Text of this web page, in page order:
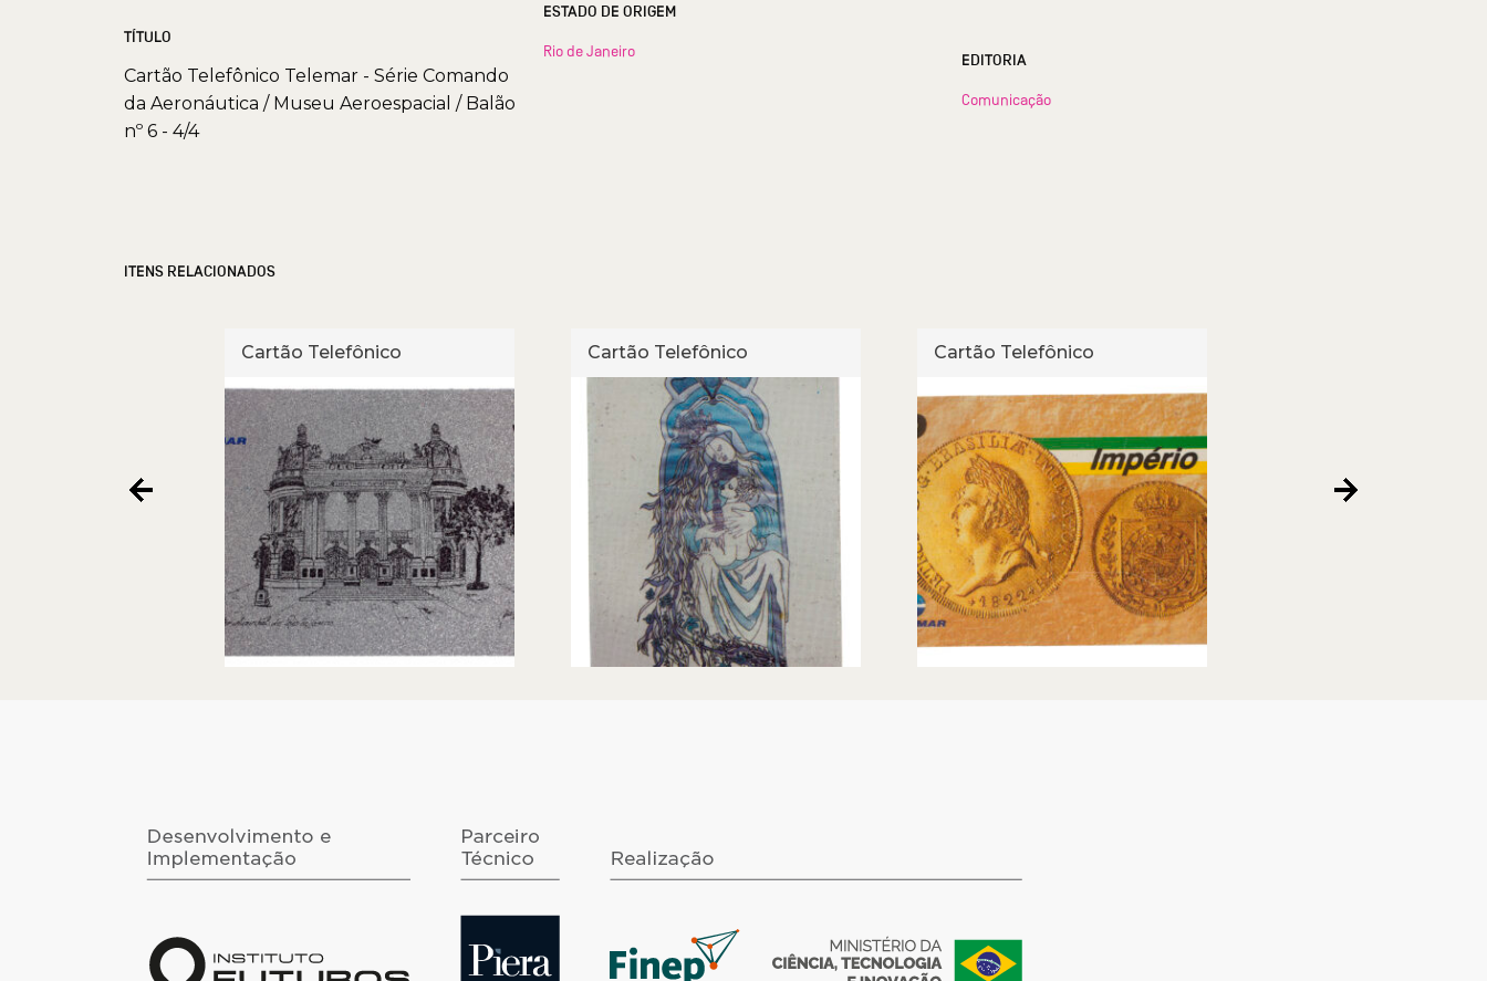
TÍTULO
Cartão Telefônico Telemar - Série Comando
da Aeronáutica / Museu Aeroespacial / Balão
nº 6 - 4/4
ESTADO DE ORIGEM
Rio de Janeiro EDITORIA
Comunicação
ITENS RELACIONADOS
Cartão Telefônico Cartão Telefônico Cartão Telefônico